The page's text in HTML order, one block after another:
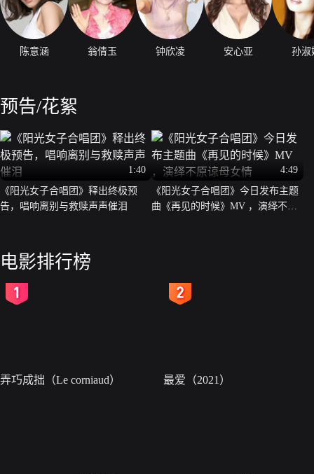
陈意涵 翁倩玉 钟欣凌 安心亚 孙淑
预告/花絮
1:40
《阳光女子合唱团》释出终极预
告，唱响离别与救赎声声催泪
4:49
《阳光女子合唱团》今日发布主题
曲《再见的时候》MV ，演绎不原
电影排行榜
弄巧成拙（Le corniaud） 最爱（2021）